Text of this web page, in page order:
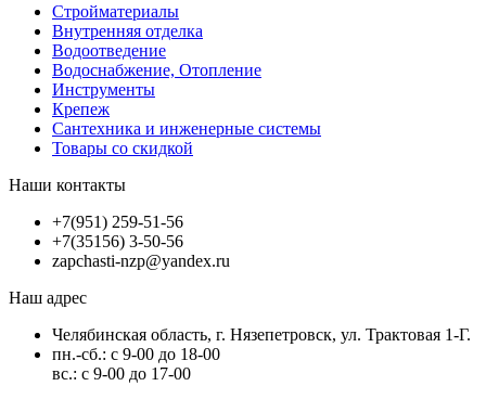
Стройматериалы
Внутренняя отделка
Водоотведение
Водоснабжение, Отопление
Инструменты
Крепеж
Сантехника и инженерные системы
Товары со скидкой
Наши контакты
+7(951) 259-51-56
+7(35156) 3-50-56
zapchasti-nzp@yandex.ru
Наш адрес
Челябинская область, г. Нязепетровск, ул. Трактовая 1-Г.
пн.-сб.: с 9-00 до 18-00
вс.: с 9-00 до 17-00